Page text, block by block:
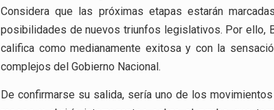
Considera que las próximas etapas estarán
posibilidades de nuevos triunfos legislativos. Por ello,
califica como medianamente exitosa y con la
complejos del Gobierno Nacional.
De confirmarse su salida, sería uno de los